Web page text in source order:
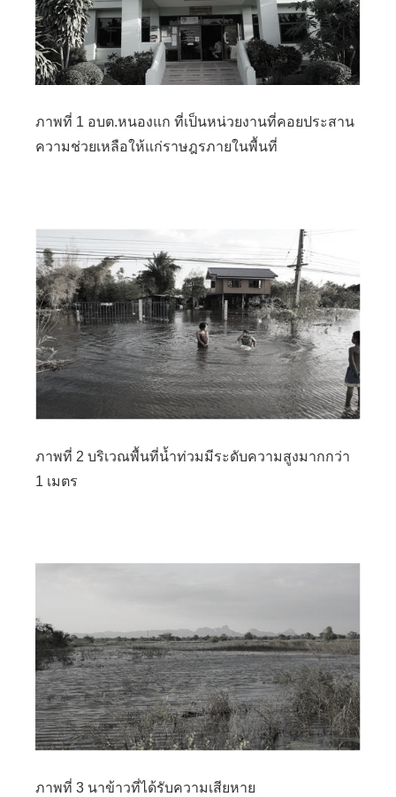
ภาพที่ 1 อบต.หนองแก ที่เป็นหน่วยงานที่คอยประสาน
ความช่วยเหลือให้แก่ราษฎรภายในพื้นที่
ภาพที่ 2 บริเวณพื้นที่น้ำท่วมมีระดับความสูงมากกว่า
1 เมตร
ภาพที่ 3 นาข้าวที่ได้รับความเสียหาย